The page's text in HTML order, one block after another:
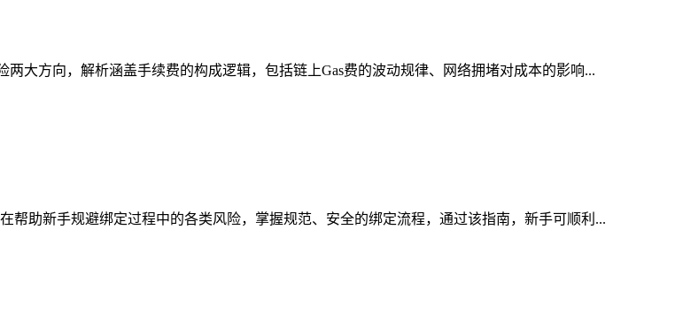
大方向，解析涵盖手续费的构成逻辑，包括链上Gas费的波动规律、网络拥堵对成本的影响...
帮助新手规避绑定过程中的各类风险，掌握规范、安全的绑定流程，通过该指南，新手可顺利...